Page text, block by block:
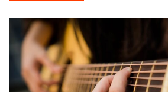
l’article